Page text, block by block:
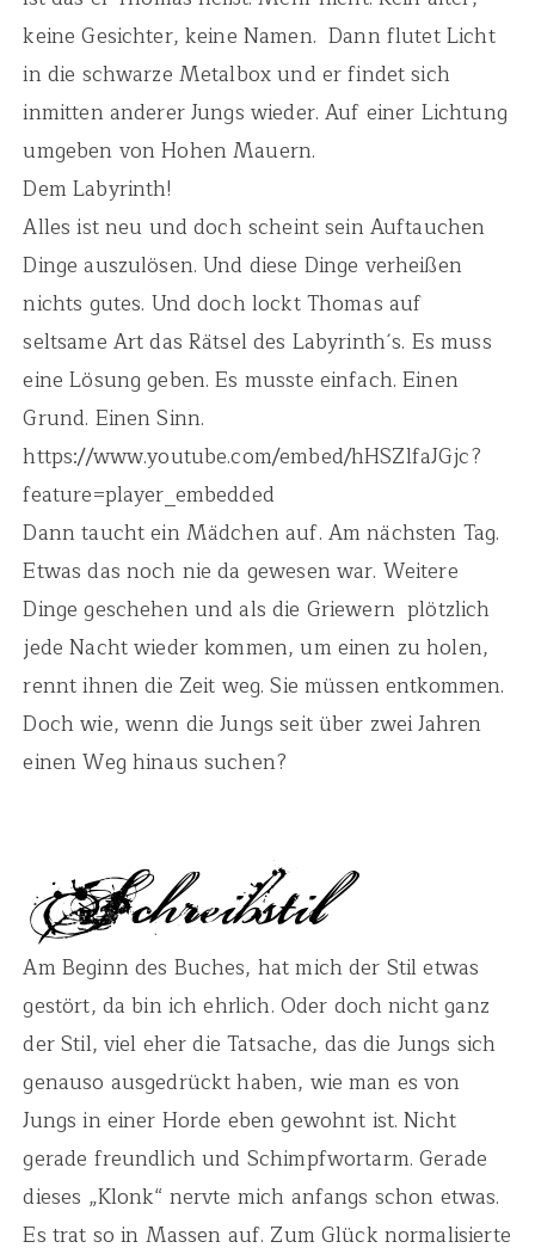
keine Gesichter, keine Namen. Dann flutet Licht
in die schwarze Metalbox und er findet sich
inmitten anderer Jungs wieder. Auf einer Lichtung
umgeben von Hohen Mauern.
Dem Labyrinth!
Alles ist neu und doch scheint sein Auftauchen
Dinge auszulösen. Und diese Dinge verheißen
nichts gutes. Und doch lockt Thomas auf
seltsame Art das Rätsel des Labyrinth´s. Es muss
eine Lösung geben. Es musste einfach. Einen
Grund. Einen Sinn.
https://www.youtube.com/embed/hHSZlfaJGjc?
feature=player_embedded
Dann taucht ein Mädchen auf. Am nächsten Tag.
Etwas das noch nie da gewesen war. Weitere
Dinge geschehen und als die Griewern plötzlich
jede Nacht wieder kommen, um einen zu holen,
rennt ihnen die Zeit weg. Sie müssen entkommen.
Doch wie, wenn die Jungs seit über zwei Jahren
einen Weg hinaus suchen?
Am Beginn des Buches, hat mich der Stil etwas
gestört, da bin ich ehrlich. Oder doch nicht ganz
der Stil, viel eher die Tatsache, das die Jungs sich
genauso ausgedrückt haben, wie man es von
Jungs in einer Horde eben gewohnt ist. Nicht
gerade freundlich und Schimpfwortarm. Gerade
dieses „Klonk“ nervte mich anfangs schon etwas.
Es trat so in Massen auf. Zum Glück normalisierte